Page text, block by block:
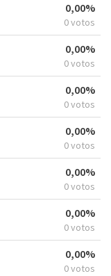
0,00%
0 votos
0,00%
0 votos
0,00%
0 votos
0,00%
0 votos
0,00%
0 votos
0,00%
0 votos
0,00%
0 votos